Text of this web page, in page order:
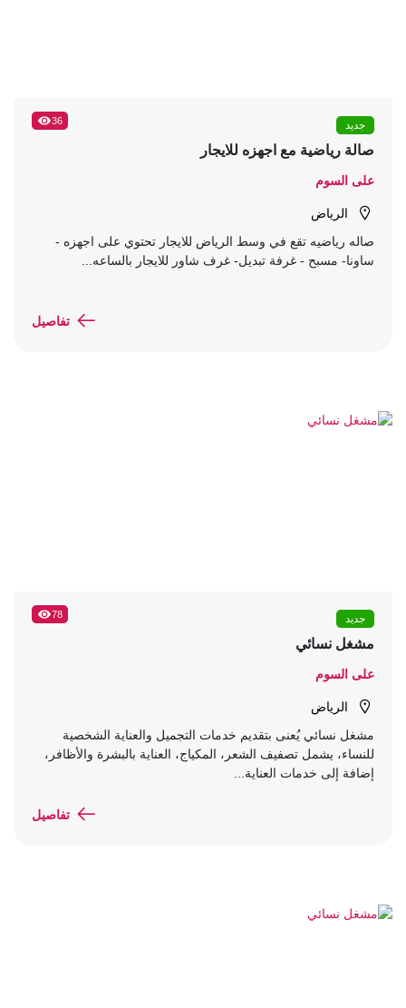
36 جديد
صالة رياضية مع اجهزه للايجار
على السوم
الرياض
صاله رياضيه تقع في وسط الرياض للايجار تحتوي على اجهزه -
ساونا- مسبح - غرفة تبديل- غرف شاور للايجار بالساعه...
تفاصيل
78 جديد
مشغل نسائي
على السوم
الرياض
مشغل نسائي يُعنى بتقديم خدمات التجميل والعناية الشخصية
للنساء، يشمل تصفيف الشعر، المكياج، العناية بالبشرة والأظافر،
إضافة إلى خدمات العناية...
تفاصيل